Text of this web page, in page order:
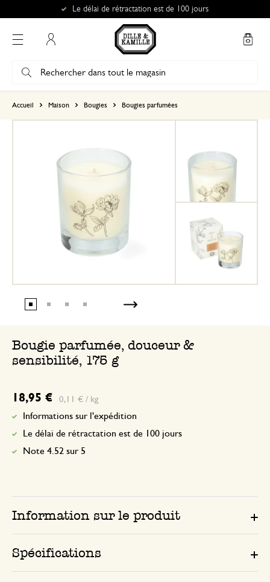
Le délai de rétractation est de 100 jours
Accueil Maison Bougies Bougies parfumées
Bougie parfumée, douceur &
sensibilité, 175 g
18,95 € 0,11 € / kg
Informations sur l'expédition
Le délai de rétractation est de 100 jours
Note 4.52 sur 5
Information sur le produit
Spécifications